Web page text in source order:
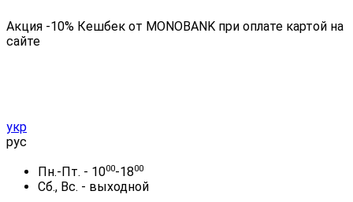
Акция -10% Кешбек от MONOBANK при оплате картой на
сайте
укр
рус
Пн.-Пт. - 1000-1800
Сб., Вс. - выходной